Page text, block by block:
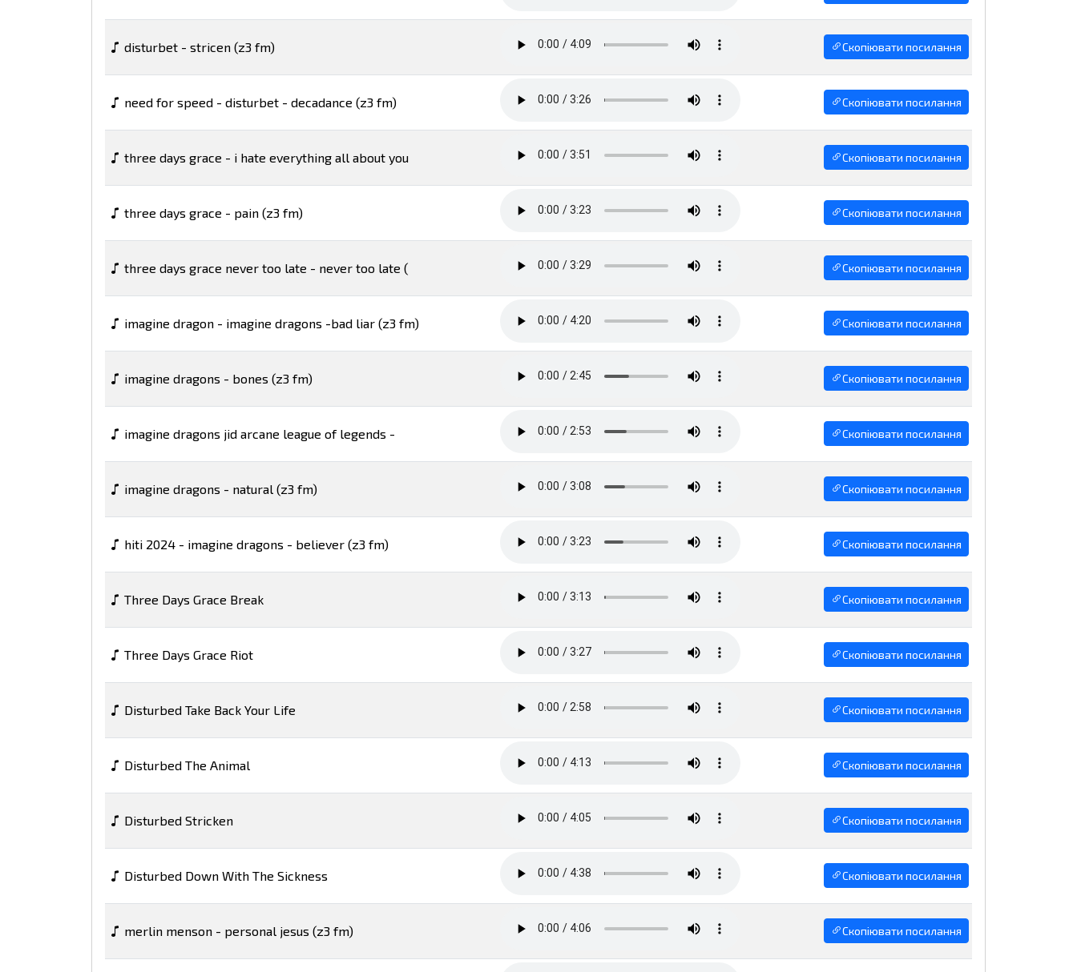
disturbet - stricen (z3 fm) Скопіювати посилання
need for speed - disturbet - decadance (z3 fm) Скопіювати посилання
three days grace - i hate everything all about you Скопіювати посилання
three days grace - pain (z3 fm) Скопіювати посилання
three days grace never too late - never too late ( Скопіювати посилання
imagine dragon - imagine dragons -bad liar (z3 fm) Скопіювати посилання
imagine dragons - bones (z3 fm) Скопіювати посилання
imagine dragons jid arcane league of legends - Скопіювати посилання
imagine dragons - natural (z3 fm) Скопіювати посилання
hiti 2024 - imagine dragons - believer (z3 fm) Скопіювати посилання
Three Days Grace Break Скопіювати посилання
Three Days Grace Riot Скопіювати посилання
Disturbed Take Back Your Life Скопіювати посилання
Disturbed The Animal Скопіювати посилання
Disturbed Stricken Скопіювати посилання
Disturbed Down With The Sickness Скопіювати посилання
merlin menson - personal jesus (z3 fm) Скопіювати посилання